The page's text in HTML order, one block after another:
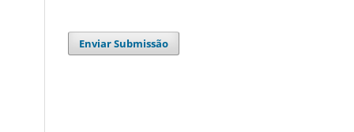
Enviar Submissão